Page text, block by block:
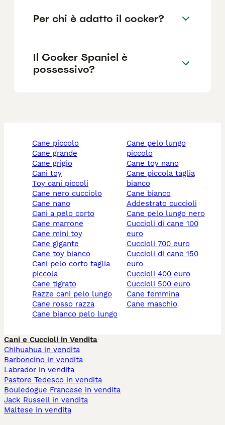
Per chi è adatto il cocker?
Il Cocker Spaniel è
possessivo?
cane piccolo
cane grande
cane grigio
cani toy
toy cani piccoli
cane nero cucciolo
cane nano
cani a pelo corto
cane marrone
cane mini toy
cane gigante
cane toy bianco
cani pelo corto taglia
piccola
cane tigrato
razze cani pelo lungo
cane rosso razza
cane bianco pelo lungo
cane pelo lungo
piccolo
cane toy nano
cane piccola taglia
bianco
cane bianco
addestrato cuccioli
cane pelo lungo nero
cuccioli di cane 100
euro
cuccioli 700 euro
cuccioli di cane 150
euro
cuccioli 400 euro
cuccioli 500 euro
cane femmina
cane maschio
Cani e Cuccioli in Vendita
Chihuahua in vendita
Barboncino in vendita
Labrador in vendita
Pastore Tedesco in vendita
Bouledogue Francese in vendita
Jack Russell in vendita
Maltese in vendita